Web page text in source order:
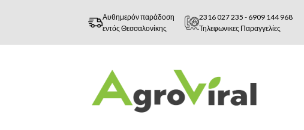
Αυθημερόν παράδοση
εντός Θεσσαλονίκης
2316 027 235 - 6909 144 968
Τηλεφωνικες Παραγγελίες